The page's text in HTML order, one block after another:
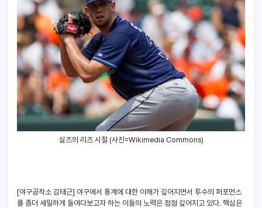
실즈의 리즈 시절 (사진=Wikimedia Commons)
[야구공작소 김태근] 야구에서 통계에 대한 이해가 깊어지면서 투수의 퍼포먼스
를 좀더 세밀하게 들여다보고자 하는 이들의 노력은 점점 깊어지고 있다. 핵심은